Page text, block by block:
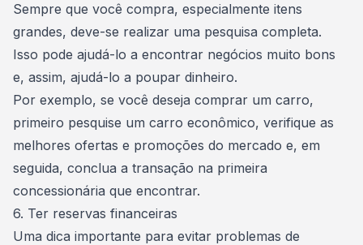
Sempre que você compra, especialmente itens
grandes, deve-se realizar uma pesquisa completa.
Isso pode ajudá-lo a encontrar negócios muito bons
e, assim, ajudá-lo a poupar dinheiro.
Por exemplo, se você deseja comprar um carro,
primeiro pesquise um carro econômico, verifique as
melhores ofertas e promoções do mercado e, em
seguida, conclua a transação na primeira
concessionária que encontrar.
6. Ter reservas financeiras
Uma dica importante para evitar problemas de